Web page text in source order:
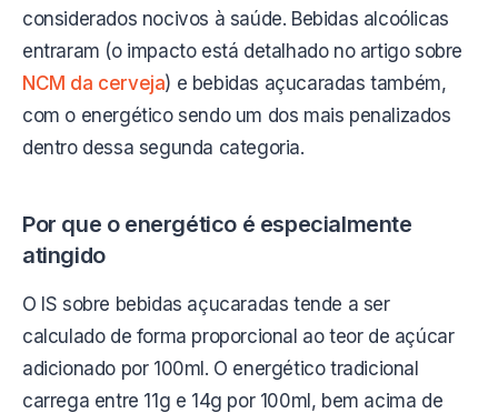
considerados nocivos à saúde. Bebidas alcoólicas
entraram (o impacto está detalhado no artigo sobre
NCM da cerveja) e bebidas açucaradas também,
com o energético sendo um dos mais penalizados
dentro dessa segunda categoria.
Por que o energético é especialmente
atingido
O IS sobre bebidas açucaradas tende a ser
calculado de forma proporcional ao teor de açúcar
adicionado por 100ml. O energético tradicional
carrega entre 11g e 14g por 100ml, bem acima de